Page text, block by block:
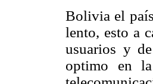
Bolivia el
lento, esto a
usuarios y
optimo en